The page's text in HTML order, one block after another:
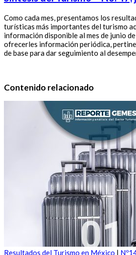
Como cada mes, presentamos los
turísticas más importantes del turismo
información disponible al mes de junio
ofrecerles información periódica,
de base para dar seguimiento al
Contenido relacionado
Resultados del Turismo en México |